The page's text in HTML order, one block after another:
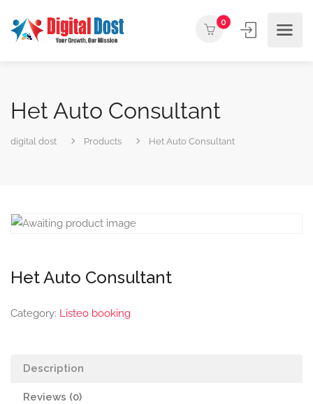
0
Het Auto Consultant
digital dost Products Het Auto Consultant
Het Auto Consultant
Category: Listeo booking
Description
Reviews (0)